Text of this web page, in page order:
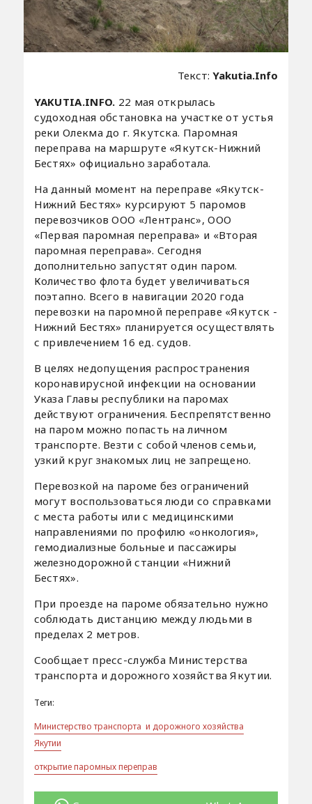
Текст:Yakutia.Info
YAKUTIA.INFO. 22 мая открылась
судоходная обстановка на участке от устья
реки Олекма до г. Якутска. Паромная
переправа на маршруте «Якутск-Нижний
Бестях» официально заработала.
На данный момент на переправе «Якутск-
Нижний Бестях» курсируют 5 паромов
перевозчиков ООО «Лентранс», ООО
«Первая паромная переправа» и «Вторая
паромная переправа». Сегодня
дополнительно запустят один паром.
Количество флота будет увеличиваться
поэтапно. Всего в навигации 2020 года
перевозки на паромной переправе «Якутск -
Нижний Бестях» планируется осуществлять
с привлечением 16 ед. судов.
В целях недопущения распространения
коронавирусной инфекции на основании
Указа Главы республики на паромах
действуют ограничения. Беспрепятственно
на паром можно попасть на личном
транспорте. Везти с собой членов семьи,
узкий круг знакомых лиц не запрещено.
Перевозкой на пароме без ограничений
могут воспользоваться люди со справками
с места работы или с медицинскими
направлениями по профилю «онкология»,
гемодиализные больные и пассажиры
железнодорожной станции «Нижний
Бестях».
При проезде на пароме обязательно нужно
соблюдать дистанцию между людьми в
пределах 2 метров.
Сообщает пресс-служба Министерства
транспорта и дорожного хозяйства Якутии.
Теги:
Министерство транспорта и дорожного хозяйства
Якутии
открытие паромных переправ